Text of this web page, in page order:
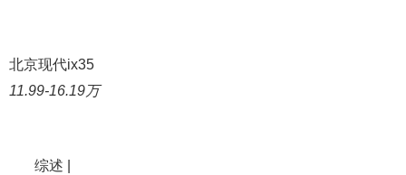
北京现代ix35
11.99-16.19万
综述 |